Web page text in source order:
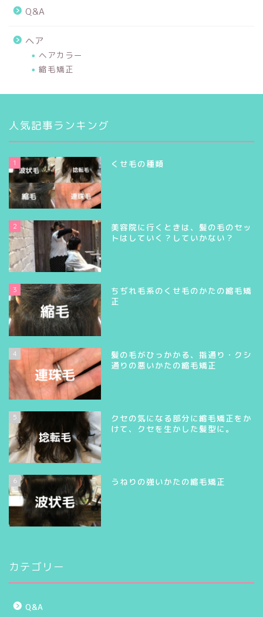
Q&A
ヘア
ヘアカラー
縮毛矯正
人気記事ランキング
1 くせ毛の種類
2
美容院に行くときは、髪の毛のセッ
トはしていく？していかない？
3
ちぢれ毛系のくせ毛のかたの縮毛矯
正
4
髪の毛がひっかかる、指通り・クシ
通りの悪いかたの縮毛矯正
5
クセの気になる部分に縮毛矯正をか
けて、クセを生かした髪型に。
6 うねりの強いかたの縮毛矯正
カテゴリー
Q&A